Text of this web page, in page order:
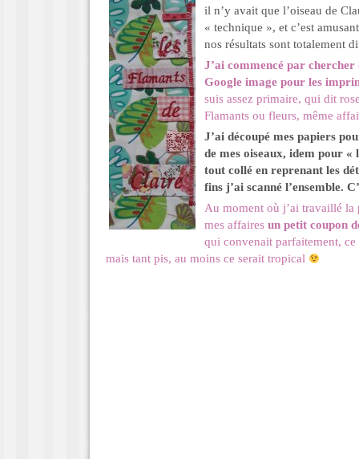
il n’y avait que l’oiseau de
« technique », et c’est
nos résultats sont totalement
J’ai commencé par
Google image pour les
suis assez primaire, qui dit
Flamants ou fleurs, même
J’ai découpé mes papiers
de mes oiseaux, idem pour «
tout collé en reprenant les
fins j’ai scanné l’ensemble.
Au moment où j’ai travaillé la
mes affaires un petit coupon
qui convenait parfaitement, ce
mais tant pis, au moins ce serait tropical